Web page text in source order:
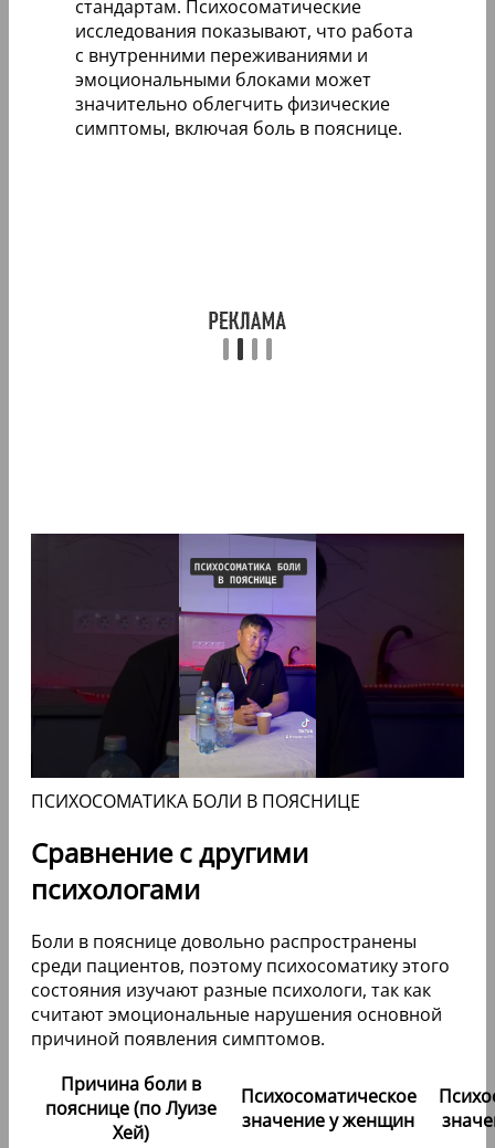
стандартам. Психосоматические
исследования показывают, что работа
с внутренними переживаниями и
эмоциональными блоками может
значительно облегчить физические
симптомы, включая боль в пояснице.
ПСИХОСОМАТИКА БОЛИ В ПОЯСНИЦЕ
Сравнение с другими
психологами
Боли в пояснице довольно распространены
среди пациентов, поэтому психосоматику этого
состояния изучают разные психологи, так как
считают эмоциональные нарушения основной
причиной появления симптомов.
Причина боли в
пояснице (по Луизе
Хей)
Психосоматическое
значение у женщин